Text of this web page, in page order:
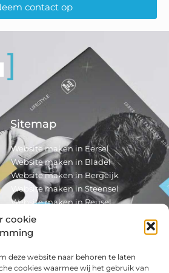
cookie
deze website naar behoren te laten
cookies waarmee wij het gebruik van
contact op
Sitemap
Website maken in Eersel
Website maken in Bladel
Website maken in Bergeijk
Website maken in Steensel
Website maken in Reusel
Reclamedrukwerk maken in Eersel
Reclamedrukwerk maken in Bladel
Informatie